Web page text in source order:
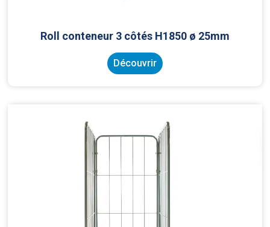
Roll conteneur 3 côtés H1850 ø 25mm
Découvrir